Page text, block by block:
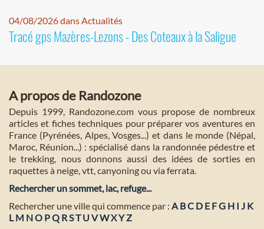
04/08/2026 dans Actualités
Tracé gps Mazères-Lezons - Des Coteaux à la Saligue
A propos de Randozone
Depuis 1999, Randozone.com vous propose de nombreux
articles et fiches techniques pour préparer vos aventures en
France (Pyrénées, Alpes, Vosges...) et dans le monde (Népal,
Maroc, Réunion...) : spécialisé dans la randonnée pédestre et
le trekking, nous donnons aussi des idées de sorties en
raquettes à neige, vtt, canyoning ou via ferrata.
Rechercher un sommet, lac, refuge...
Rechercher une ville qui commence par : A BC D E FG H I J K
L M NO PQ RST U VWXYZ